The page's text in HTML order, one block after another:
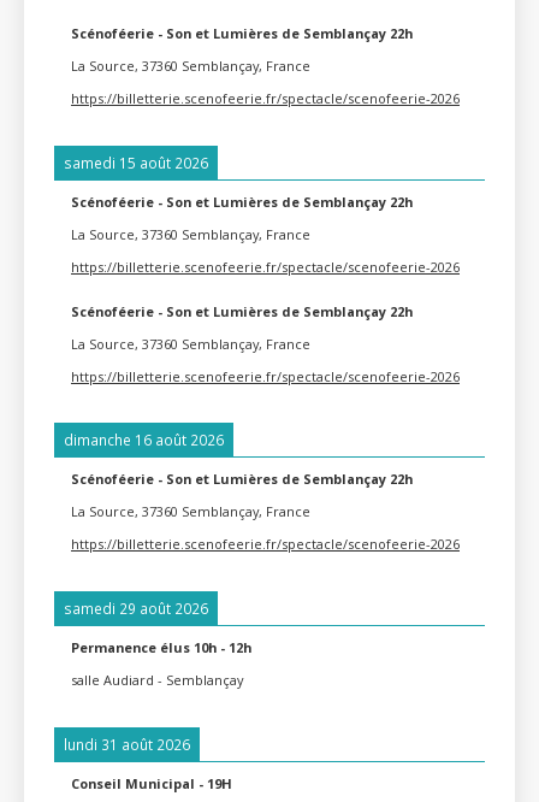
Scénoféerie - Son et Lumières de Semblançay 22h
La Source, 37360 Semblançay, France
https://billetterie.scenofeerie.fr/spectacle/scenofeerie-2026
samedi 15 août 2026
Scénoféerie - Son et Lumières de Semblançay 22h
La Source, 37360 Semblançay, France
https://billetterie.scenofeerie.fr/spectacle/scenofeerie-2026
Scénoféerie - Son et Lumières de Semblançay 22h
La Source, 37360 Semblançay, France
https://billetterie.scenofeerie.fr/spectacle/scenofeerie-2026
dimanche 16 août 2026
Scénoféerie - Son et Lumières de Semblançay 22h
La Source, 37360 Semblançay, France
https://billetterie.scenofeerie.fr/spectacle/scenofeerie-2026
samedi 29 août 2026
Permanence élus 10h - 12h
salle Audiard - Semblançay
lundi 31 août 2026
Conseil Municipal - 19H